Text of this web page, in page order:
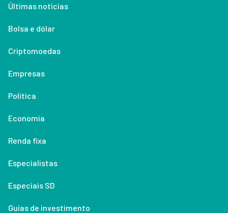
Últimas notícias
Bolsa e dólar
Criptomoedas
Empresas
Política
Economia
Renda fixa
Especialistas
Especiais SD
Guias de investimento